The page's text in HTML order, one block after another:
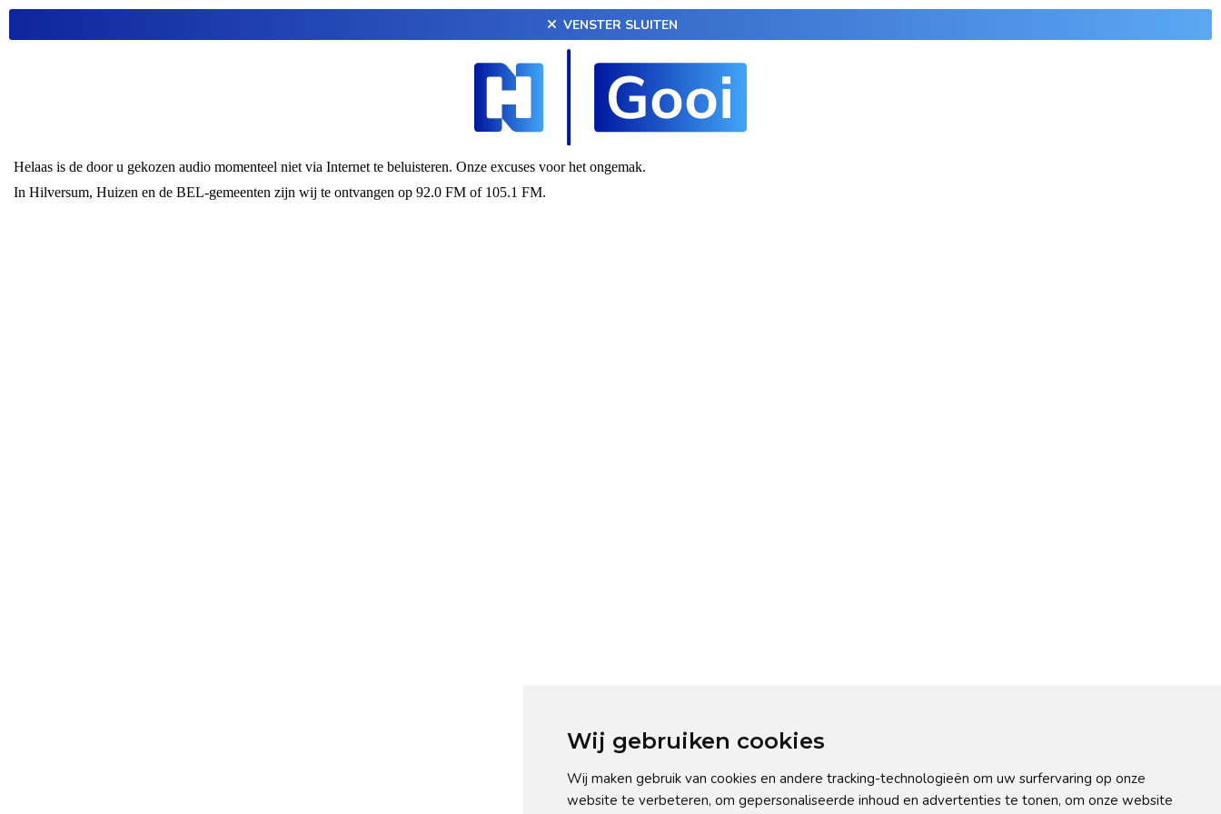
Wij gebruiken cookies
Wij maken gebruik van cookies en andere tracking-technologieën om uw surfervaring op onze
website te verbeteren, om gepersonaliseerde inhoud en advertenties te tonen, om onze website
VENSTER SLUITEN
Helaas is de door u gekozen audio momenteel niet via Internet te beluisteren. Onze excuses voor het ongemak.
In Hilversum, Huizen en de BEL-gemeenten zijn wij te ontvangen op 92.0 FM of 105.1 FM.